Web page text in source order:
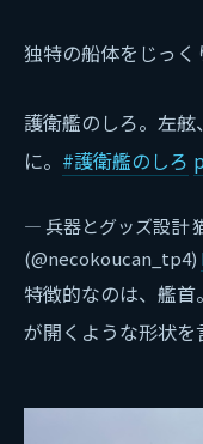
独特の船体をじっく
護衛艦のしろ。左
に。 #護衛艦のしろ
— 兵器とグッズ設計
(@necokoucan_tp4)
特徴的なのは、艦
が開くような形状を